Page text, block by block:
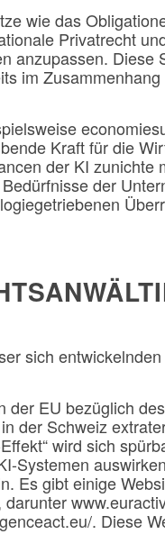
wie das
Privatrecht
anzupassen. Diese
im Zusammenhang
Kraft für die
der KI zunichte
der
sich
der EU bezüglich
der Schweiz
wird sich
Systemen
Es gibt einige
. Diese